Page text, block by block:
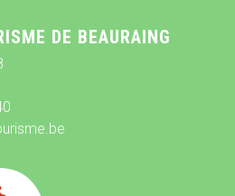
DE BEAURAING